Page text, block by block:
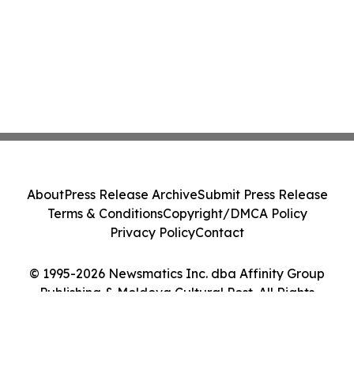
© 1995-2026 Newsmatics Inc. dba Affinity Group
Publishing & Moldova Cultural Post. All Rights
AboutPress Release ArchiveSubmit Press Release
Terms & ConditionsCopyright/DMCA Policy
Privacy PolicyContact